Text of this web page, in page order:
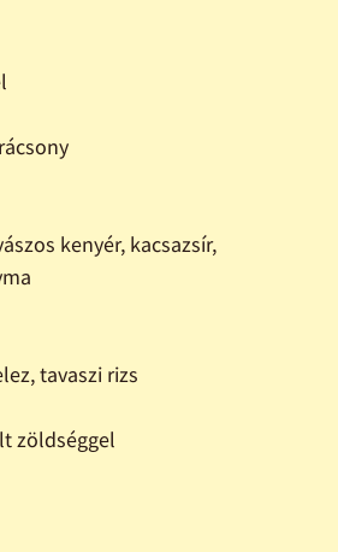
kenyér, kacsazsír,
tavaszi rizs
zöldséggel